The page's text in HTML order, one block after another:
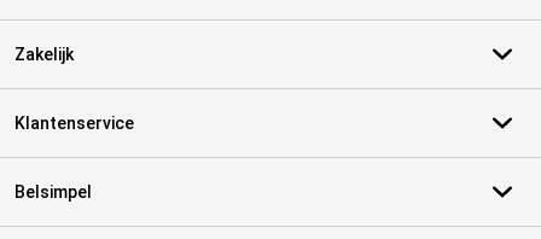
Zakelijk
Klantenservice
Belsimpel